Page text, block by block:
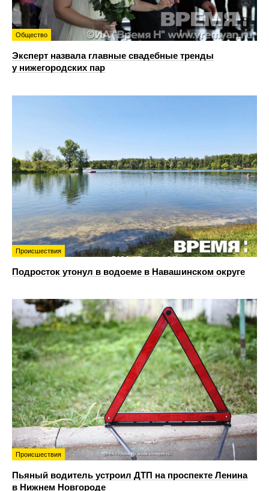
Общество
Эксперт назвала главные свадебные тренды
у нижегородских пар
Происшествия
Подросток утонул в водоеме в Навашинском округе
Происшествия
Пьяный водитель устроил ДТП на проспекте Ленина
в Нижнем Новгороде